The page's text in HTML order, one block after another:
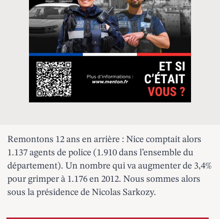
Remontons 12 ans en arrière : Nice comptait alors
1.137 agents de police (1.910 dans l’ensemble du
département). Un nombre qui va augmenter de 3,4%
pour grimper à 1.176 en 2012. Nous sommes alors
sous la présidence de Nicolas Sarkozy.